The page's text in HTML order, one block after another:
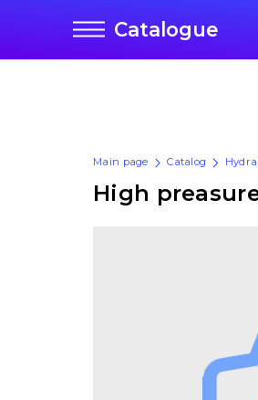
Catalogue
Main page Catalog
High